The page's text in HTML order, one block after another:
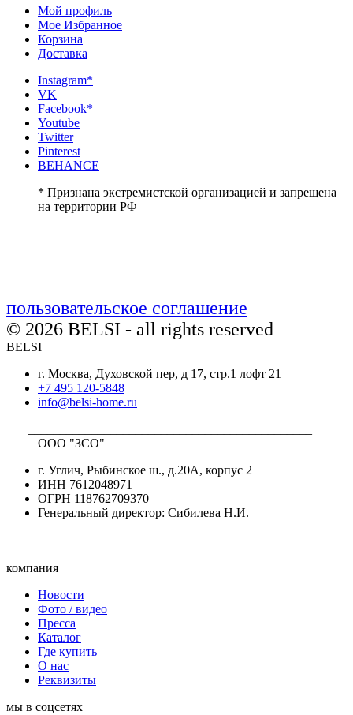
Мой профиль
Мое Избранное
Корзина
Доставка
Instagram*
VK
Facebook*
Youtube
Twitter
Pinterest
BEHANCE
* Признана экстремистской организацией и запрещена
на территории РФ
пользовательское соглашение
© 2026 BELSI - all rights reserved
BELSI
г. Москва, Духовской пер, д 17, стр.1 лофт 21
+7 495 120-5848
info@belsi-home.ru
ООО "ЗСО"
г. Углич, Рыбинское ш., д.20А, корпус 2
ИНН 7612048971
ОГРН 118762709370
Генеральный директор: Сибилева Н.И.
компания
Новости
Фото / видео
Пресса
Каталог
Где купить
О нас
Реквизиты
мы в соцсетях